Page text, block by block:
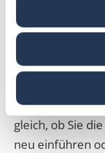
Mit20 Jahren
betrieblicher
kompetenten
gleich, ob Sie
neu einführen